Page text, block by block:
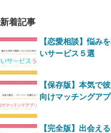
新着記事
【恋愛相談】悩み
いサービス５選
【保存版】本気で
向けマッチングア
【完全版】出会え